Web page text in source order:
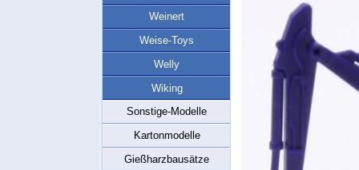
Weinert
Weise-Toys
Welly
Wiking
Sonstige-Modelle
Kartonmodelle
Gießharzbausätze